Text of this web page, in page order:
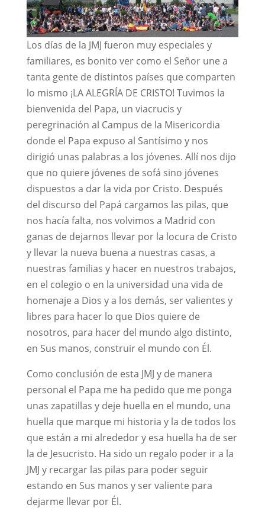
Los días de la JMJ fueron muy especiales y
familiares, es bonito ver como el Señor une a
tanta gente de distintos países que comparten
lo mismo ¡LA ALEGRÍA DE CRISTO! Tuvimos la
bienvenida del Papa, un viacrucis y
peregrinación al Campus de la Misericordia
donde el Papa expuso al Santísimo y nos
dirigió unas palabras a los jóvenes. Allí nos dijo
que no quiere jóvenes de sofá sino jóvenes
dispuestos a dar la vida por Cristo. Después
del discurso del Papá cargamos las pilas, que
nos hacía falta, nos volvimos a Madrid con
ganas de dejarnos llevar por la locura de Cristo
y llevar la nueva buena a nuestras casas, a
nuestras familias y hacer en nuestros trabajos,
en el colegio o en la universidad una vida de
homenaje a Dios y a los demás, ser valientes y
libres para hacer lo que Dios quiere de
nosotros, para hacer del mundo algo distinto,
en Sus manos, construir el mundo con Él.
Como conclusión de esta JMJ y de manera
personal el Papa me ha pedido que me ponga
unas zapatillas y deje huella en el mundo, una
huella que marque mi historia y la de todos los
que están a mi alrededor y esa huella ha de ser
la de Jesucristo. Ha sido un regalo poder ir a la
JMJ y recargar las pilas para poder seguir
estando en Sus manos y ser valiente para
dejarme llevar por Él.